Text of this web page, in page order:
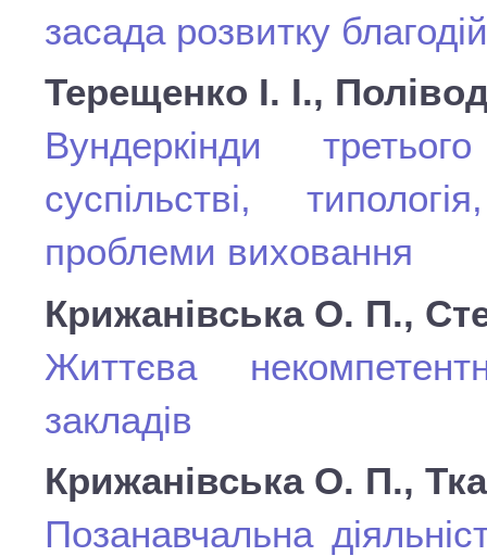
засада розвитку
Терещенко І. І.,
Вундеркінди
суспільстві,
проблеми виховання
Крижанівська О. П.,
Життєва
закладів
Крижанівська О. П.,
Позанавчальна